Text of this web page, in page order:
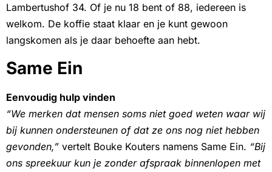
Lambertushof 34. Of je nu 18 bent of 88, iedereen is
welkom. De koffie staat klaar en je kunt gewoon
langskomen als je daar behoefte aan hebt.
Same Ein
Eenvoudig hulp vinden
“We merken dat mensen soms niet goed weten waar wij
bij kunnen ondersteunen of dat ze ons nog niet hebben
gevonden,” vertelt Bouke Kouters namens Same Ein. “Bij
ons spreekuur kun je zonder afspraak binnenlopen met